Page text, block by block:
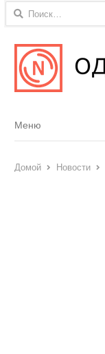
Найти:
Menu
Меню
Домой Новости